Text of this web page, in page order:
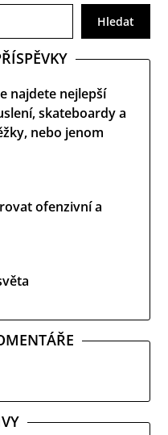
Hledat
najdete nejlepší
skateboardy a
nebo jenom
ofenzivní a